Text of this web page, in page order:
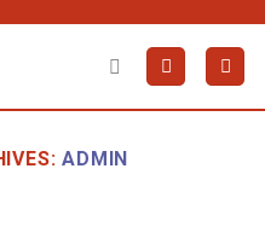
ADMIN